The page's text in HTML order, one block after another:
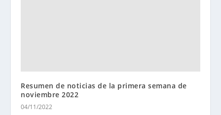
Resumen de noticias de la primera semana de
noviembre 2022
04/11/2022